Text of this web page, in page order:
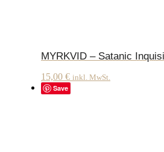
MYRKVID – Satanic
15,00 € inkl. MwSt.
Save